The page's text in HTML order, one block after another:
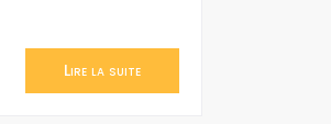
Lire la suite